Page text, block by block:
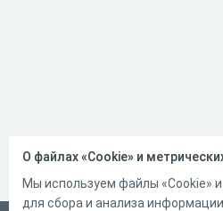
О файлах «Cookie» и
Мы используем файлы «Cookie»
для сбора и анализа